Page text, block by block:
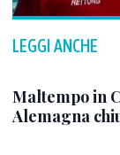
LEGGI ANCHE
Maltempo in
Alemagna